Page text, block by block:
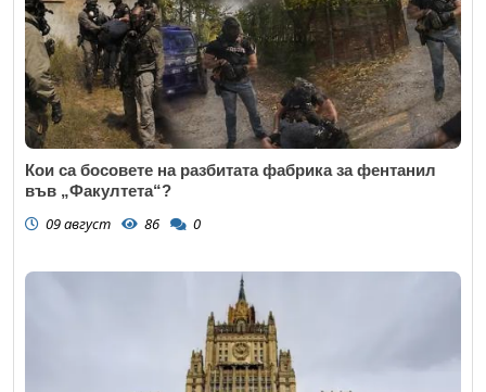
Кои са босовете на разбитата фабрика за фентанил
във „Факултета“?
09 август 86 0